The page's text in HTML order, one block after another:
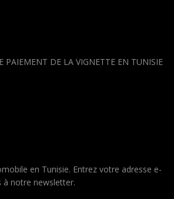
PAIEMENT DE LA VIGNETTE EN TUNISIE
en Tunisie. Entrez votre adresse e-
à notre newsletter.